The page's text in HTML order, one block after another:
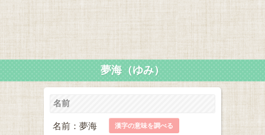
夢海（ゆみ）
名前
名前：夢海 漢字の意味を調べる